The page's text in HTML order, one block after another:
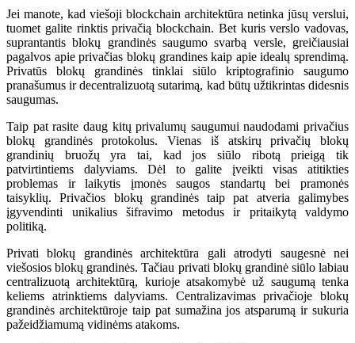
Jei manote, kad viešoji blockchain architektūra netinka jūsų verslui,
tuomet galite rinktis privačią blockchain. Bet kuris verslo vadovas,
suprantantis blokų grandinės saugumo svarbą versle, greičiausiai
pagalvos apie privačias blokų grandines kaip apie idealų sprendimą.
Privatūs blokų grandinės tinklai siūlo kriptografinio saugumo
pranašumus ir decentralizuotą sutarimą, kad būtų užtikrintas didesnis
saugumas.
Taip pat rasite daug kitų privalumų saugumui naudodami privačius
blokų grandinės protokolus. Vienas iš atskirų privačių blokų
grandinių bruožų yra tai, kad jos siūlo ribotą prieigą tik
patvirtintiems dalyviams. Dėl to galite įveikti visas atitikties
problemas ir laikytis įmonės saugos standartų bei pramonės
taisyklių. Privačios blokų grandinės taip pat atveria galimybes
įgyvendinti unikalius šifravimo metodus ir pritaikytą valdymo
politiką.
Privati ​​blokų grandinės architektūra gali atrodyti saugesnė nei
viešosios blokų grandinės. Tačiau privati ​​blokų grandinė siūlo labiau
centralizuotą architektūrą, kurioje atsakomybė už saugumą tenka
keliems atrinktiems dalyviams. Centralizavimas privačioje blokų
grandinės architektūroje taip pat sumažina jos atsparumą ir sukuria
pažeidžiamumą vidinėms atakoms.